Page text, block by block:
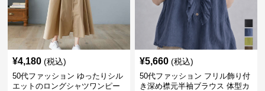
¥4,180 (税込)
50代ファッション ゆったりシル
エットのロングシャツワンピー
¥5,660 (税込)
50代ファッション フリル飾り付
き深め襟元半袖ブラウス 体型カ